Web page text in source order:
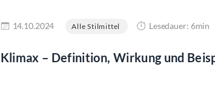
14.10.2024 Alle Stilmittel Lesedauer: 6min
Klimax – Definition, Wirkung und